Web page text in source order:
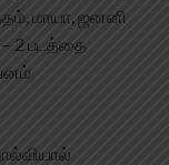
மாயா, ஜனனி
– 2 படத்தை